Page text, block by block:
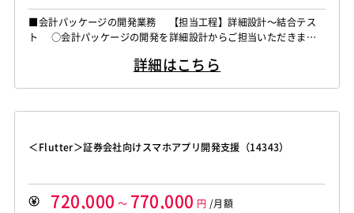
■会計パッケージの開発業務 【担当工程】詳細設計～結合テス
ト ○会計パッケージの開発を詳細設計からご担当いただきま
詳細はこちら
＜Flutter＞証券会社向けスマホアプリ開発支援（14343）
720,000 ～ 770,000 円 /月額